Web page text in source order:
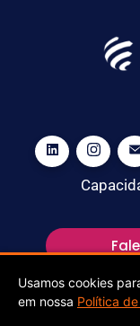
Usamos cookies
em nossa Política